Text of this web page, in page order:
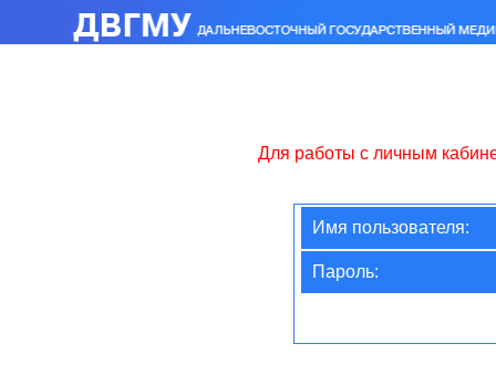
Для работы с личным
Имя пользователя:
Пароль: